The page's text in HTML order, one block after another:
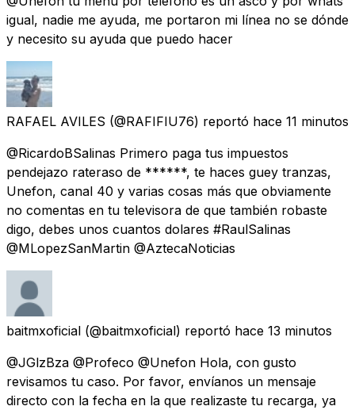
igual, nadie me ayuda, me portaron mi línea no se dónde
y necesito su ayuda que puedo hacer
RAFAEL AVILES (@RAFIFIU76) reportó hace 11 minutos
@RicardoBSalinas Primero paga tus impuestos
pendejazo rateraso de ******, te haces guey tranzas,
Unefon, canal 40 y varias cosas más que obviamente
no comentas en tu televisora de que también robaste
digo, debes unos cuantos dolares #RaulSalinas
@MLopezSanMartin @AztecaNoticias
baitmxoficial (@baitmxoficial) reportó hace 13 minutos
@JGlzBza @Profeco @Unefon Hola, con gusto
revisamos tu caso. Por favor, envíanos un mensaje
directo con la fecha en la que realizaste tu recarga, ya